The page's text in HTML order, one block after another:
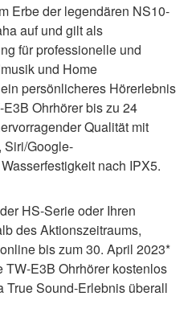
Erbe der legendären NS10-
auf und gilt als
für professionelle und
und Home
persönlicheres Hörerlebnis
Ohrhörer bis zu 24
Qualität mit
Siri/Google-
nach IPX5.
HS-Serie oder Ihren
des Aktionszeitraums,
bis zum 30. April 2023*
TW-E3B Ohrhörer kostenlos
True Sound-Erlebnis überall